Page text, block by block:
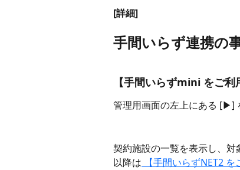
[詳細]
手間いらず連携の
【手間いらずmini をご利
管理用画面の左上にある [▶︎]
契約施設の一覧を表示し、対
以降は 【手間いらずNET2 を